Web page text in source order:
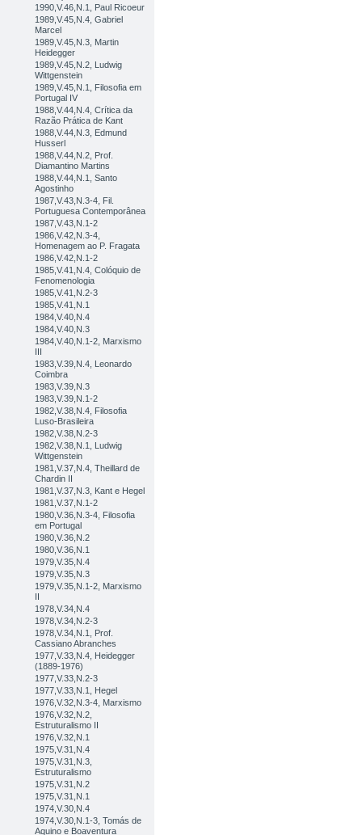
1990,V.46,N.1, Paul Ricoeur
1989,V.45,N.4, Gabriel
Marcel
1989,V.45,N.3, Martin
Heidegger
1989,V.45,N.2, Ludwig
Wittgenstein
1989,V.45,N.1, Filosofia em
Portugal IV
1988,V.44,N.4, Crítica da
Razão Prática de Kant
1988,V.44,N.3, Edmund
Husserl
1988,V.44,N.2, Prof.
Diamantino Martins
1988,V.44,N.1, Santo
Agostinho
1987,V.43,N.3-4, Fil.
Portuguesa Contemporânea
1987,V.43,N.1-2
1986,V.42,N.3-4,
Homenagem ao P. Fragata
1986,V.42,N.1-2
1985,V.41,N.4, Colóquio de
Fenomenologia
1985,V.41,N.2-3
1985,V.41,N.1
1984,V.40,N.4
1984,V.40,N.3
1984,V.40,N.1-2, Marxismo
III
1983,V.39,N.4, Leonardo
Coimbra
1983,V.39,N.3
1983,V.39,N.1-2
1982,V.38,N.4, Filosofia
Luso-Brasileira
1982,V.38,N.2-3
1982,V.38,N.1, Ludwig
Wittgenstein
1981,V.37,N.4, Theillard de
Chardin II
1981,V.37,N.3, Kant e Hegel
1981,V.37,N.1-2
1980,V.36,N.3-4, Filosofia
em Portugal
1980,V.36,N.2
1980,V.36,N.1
1979,V.35,N.4
1979,V.35,N.3
1979,V.35,N.1-2, Marxismo
II
1978,V.34,N.4
1978,V.34,N.2-3
1978,V.34,N.1, Prof.
Cassiano Abranches
1977,V.33,N.4, Heidegger
(1889-1976)
1977,V.33,N.2-3
1977,V.33,N.1, Hegel
1976,V.32,N.3-4, Marxismo
1976,V.32,N.2,
Estruturalismo II
1976,V.32,N.1
1975,V.31,N.4
1975,V.31,N.3,
Estruturalismo
1975,V.31,N.2
1975,V.31,N.1
1974,V.30,N.4
1974,V.30,N.1-3, Tomás de
Aquino e Boaventura